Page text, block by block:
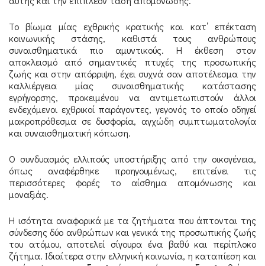
Το βίωμα μίας εχθρικής κρατικής και κατ’ επέκταση
κοινωνικής στάσης, καθιστά τους ανθρώπους
συναισθηματικά πιο αμυντικούς. Η έκθεση στον
αποκλεισμό από σημαντικές πτυχές της προσωπικής
ζωής και στην απόρριψη, έχει συχνά σαν αποτέλεσμα την
καλλιέργεια μίας συναισθηματικής κατάστασης
εγρήγορσης, προκειμένου να αντιμετωπιστούν άλλοι
ενδεχόμενοι εχθρικοί παράγοντες, γεγονός το οποίο οδηγεί
μακροπρόθεσμα σε δυσφορία, αγχώδη συμπτωματολογία
και συναισθηματική κόπωση.
Ο συνδυασμός ελλιπούς υποστήριξης από την οικογένεια,
όπως αναφέρθηκε προηγουμένως, επιτείνει τις
περισσότερες φορές το αίσθημα απομόνωσης και
μοναξιάς.
Η ισότητα αναφορικά με τα ζητήματα που άπτονται της
σύνδεσης δύο ανθρώπων και γενικά της προσωπικής ζωής
του ατόμου, αποτελεί σίγουρα ένα βαθύ και περίπλοκο
ζήτημα. Ιδιαίτερα στην ελληνική κοινωνία, η καταπίεση και